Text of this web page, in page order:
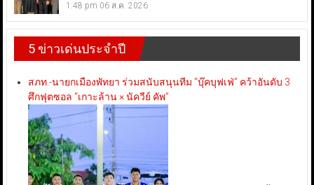
1:48 pm 06 ส.ค. 2026
5 ข่าวเด่นประจำปี
สภท.-นายกเมืองพัทยา ร่วมสนับสนุนทีม “บุ๊คบุฟเฟ่” คว้าอันดับ 3
ศึกฟุตซอล “เกาะล้าน × นัควีย์ คัพ”